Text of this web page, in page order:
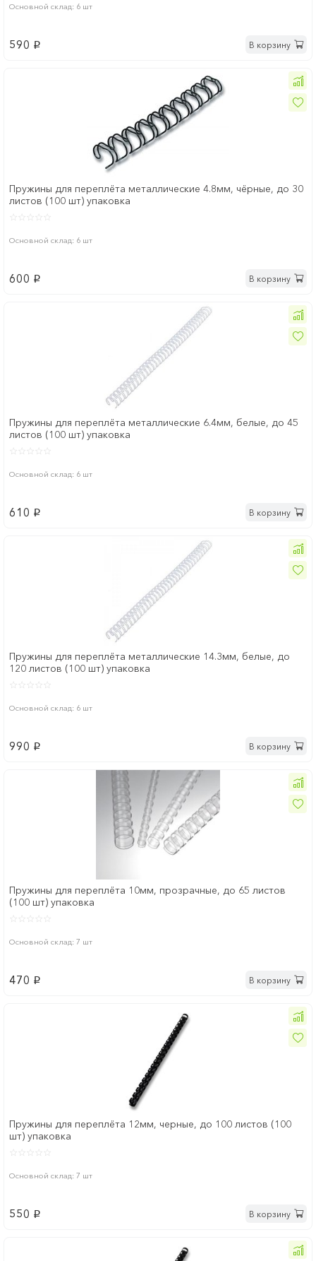
Основной склад: 6 шт
590 p В корзину
Пружины для переплёта металлические 4.8мм, чёрные, до 30
листов (100 шт) упаковка
Основной склад: 6 шт
600 p В корзину
Пружины для переплёта металлические 6.4мм, белые, до 45
листов (100 шт) упаковка
Основной склад: 6 шт
610 p В корзину
Пружины для переплёта металлические 14.3мм, белые, до
120 листов (100 шт) упаковка
Основной склад: 6 шт
990 p В корзину
Пружины для переплёта 10мм, прозрачные, до 65 листов
(100 шт) упаковка
Основной склад: 7 шт
470 p В корзину
Пружины для переплёта 12мм, черные, до 100 листов (100
шт) упаковка
Основной склад: 7 шт
550 p В корзину